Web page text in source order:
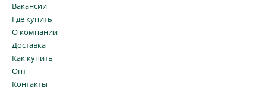
Вакансии
Где купить
О компании
Доставка
Как купить
Опт
Контакты